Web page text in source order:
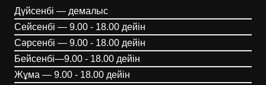
Дүйсенбі — демалыс
Сейсенбі — 9.00 - 18.00 дейін
Сәрсенбі — 9.00 - 18.00 дейін
Бейсенбі—9.00 - 18.00 дейін
Жұма — 9.00 - 18.00 дейін